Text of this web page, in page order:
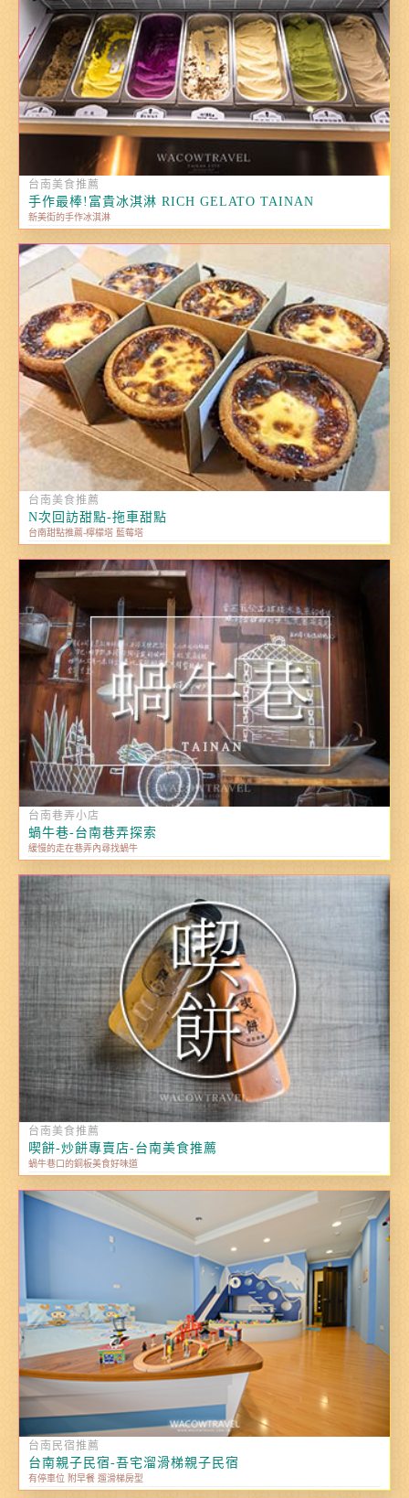
台南美食推薦
手作最棒!富貴冰淇淋 RICH GELATO TAINAN
新美街的手作冰淇淋
台南美食推薦
N次回訪甜點-拖車甜點
台南甜點推薦-檸檬塔 藍莓塔
台南巷弄小店
蝸牛巷-台南巷弄探索
緩慢的走在巷弄內尋找蝸牛
台南美食推薦
喫餅-炒餅專賣店-台南美食推薦
蝸牛巷口的銅板美食好味道
台南民宿推薦
台南親子民宿-吾宅溜滑梯親子民宿
有停車位 附早餐 遛滑梯房型